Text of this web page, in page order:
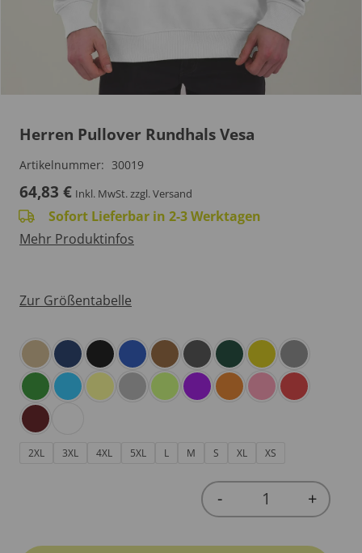
Herren Pullover Rundhals Vesa
Artikelnummer: 30019
64,83 € Inkl. MwSt.zzgl. Versand
Sofort Lieferbar in 2-3 Werktagen
Mehr Produktinfos
Zur Größentabelle
2XL 3XL 4XL 5XL L M S XL XS
Quantity
- +